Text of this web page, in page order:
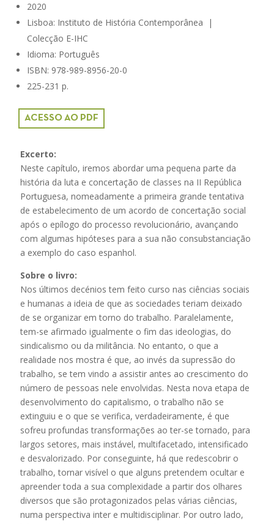
2020
Lisboa: Instituto de História Contemporânea |
Colecção E-IHC
Idioma: Português
ISBN: 978-989-8956-20-0
225-231 p.
ACESSO AO PDF
Excerto:
Neste capítulo, iremos abordar uma pequena parte da
história da luta e concertação de classes na II República
Portuguesa, nomeadamente a primeira grande tentativa
de estabelecimento de um acordo de concertação social
após o epílogo do processo revolucionário, avançando
com algumas hipóteses para a sua não consubstanciação
a exemplo do caso espanhol.
Sobre o livro:
Nos últimos decénios tem feito curso nas ciências sociais
e humanas a ideia de que as sociedades teriam deixado
de se organizar em torno do trabalho. Paralelamente,
tem-se afirmado igualmente o fim das ideologias, do
sindicalismo ou da militância. No entanto, o que a
realidade nos mostra é que, ao invés da supressão do
trabalho, se tem vindo a assistir antes ao crescimento do
número de pessoas nele envolvidas. Nesta nova etapa de
desenvolvimento do capitalismo, o trabalho não se
extinguiu e o que se verifica, verdadeiramente, é que
sofreu profundas transformações ao ter-se tornado, para
largos setores, mais instável, multifacetado, intensificado
e desvalorizado. Por conseguinte, há que redescobrir o
trabalho, tornar visível o que alguns pretendem ocultar e
apreender toda a sua complexidade a partir dos olhares
diversos que são protagonizados pelas várias ciências,
numa perspectiva inter e multidisciplinar. Por outro lado,